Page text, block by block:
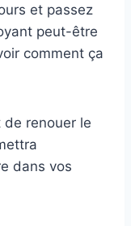
et passez
peut-être
comment ça
renouer le
dans vos